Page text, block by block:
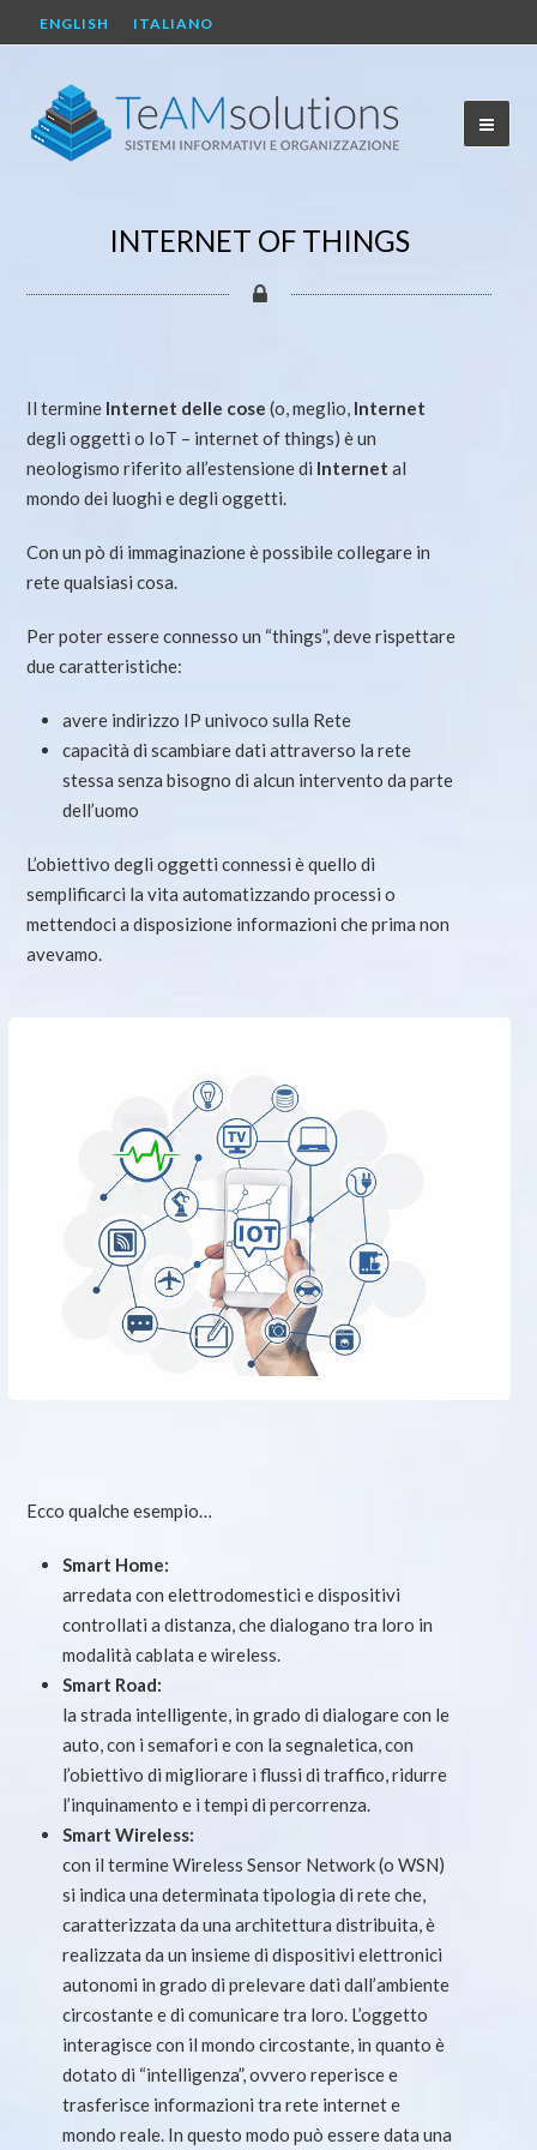
ENGLISH ITALIANO
INTERNET OF THINGS
Il termine Internet delle cose (o, meglio, Internet
degli oggetti o IoT – internet of things) è un
neologismo riferito all’estensione di Internet al
mondo dei luoghi e degli oggetti.
Con un pò di immaginazione è possibile collegare in
rete qualsiasi cosa.
Per poter essere connesso un “things”, deve rispettare
due caratteristiche:
avere indirizzo IP univoco sulla Rete
capacità di scambiare dati attraverso la rete
stessa senza bisogno di alcun intervento da parte
dell’uomo
L’obiettivo degli oggetti connessi è quello di
semplificarci la vita automatizzando processi o
mettendoci a disposizione informazioni che prima non
avevamo.
Ecco qualche esempio…
Smart Home:
arredata con elettrodomestici e dispositivi
controllati a distanza, che dialogano tra loro in
modalità cablata e wireless.
Smart Road:
la strada intelligente, in grado di dialogare con le
auto, con i semafori e con la segnaletica, con
l’obiettivo di migliorare i flussi di traffico, ridurre
l’inquinamento e i tempi di percorrenza.
Smart Wireless:
con il termine Wireless Sensor Network (o WSN)
si indica una determinata tipologia di rete che,
caratterizzata da una architettura distribuita, è
realizzata da un insieme di dispositivi elettronici
autonomi in grado di prelevare dati dall’ambiente
circostante e di comunicare tra loro. L’oggetto
interagisce con il mondo circostante, in quanto è
dotato di “intelligenza”, ovvero reperisce e
trasferisce informazioni tra rete internet e
mondo reale. In questo modo può essere data una